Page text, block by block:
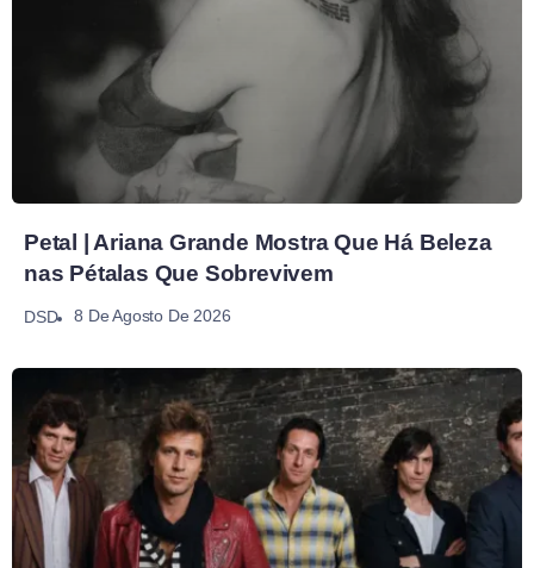
Petal | Ariana Grande Mostra Que Há Beleza
nas Pétalas Que Sobrevivem
DSD 8 De Agosto De 2026